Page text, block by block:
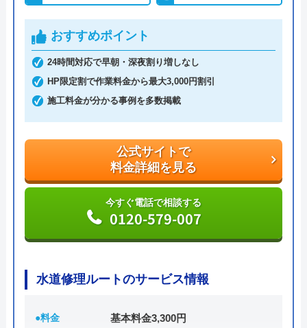
んので、悪徳業者によくある高額請求の被害に遭う
ことはないでしょう。また、何かあったときに使え
るクーリングオフを採用しているところも安心で
す。見積もり・キャンセル料は無料ですし、相見積
もりをする際にも利用したい業者です。
料金詳細を見る
今すぐ電話で相談する
0120-002-513
代表者 森吉寛裕
おすすめポイント
24時間対応で早朝・深夜割り増しなし
HP限定割で作業料金から最大3,000円割引
施工料金が分かる事例を多数掲載
公式サイトで
料金詳細を見る
今すぐ電話で相談する
0120-579-007
水道修理ルートのサービス情報
●料金
基本料金3,300円